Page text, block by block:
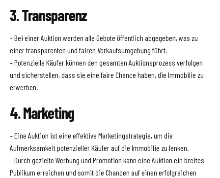
3. Transparenz
– Bei einer Auktion werden alle Gebote öffentlich abgegeben, was zu
einer transparenten und fairen Verkaufsumgebung führt.
– Potenzielle Käufer können den gesamten Auktionsprozess verfolgen
und sicherstellen, dass sie eine faire Chance haben, die Immobilie zu
erwerben.
4. Marketing
– Eine Auktion ist eine effektive Marketingstrategie, um die
Aufmerksamkeit potenzieller Käufer auf die Immobilie zu lenken.
– Durch gezielte Werbung und Promotion kann eine Auktion ein breites
Publikum erreichen und somit die Chancen auf einen erfolgreichen